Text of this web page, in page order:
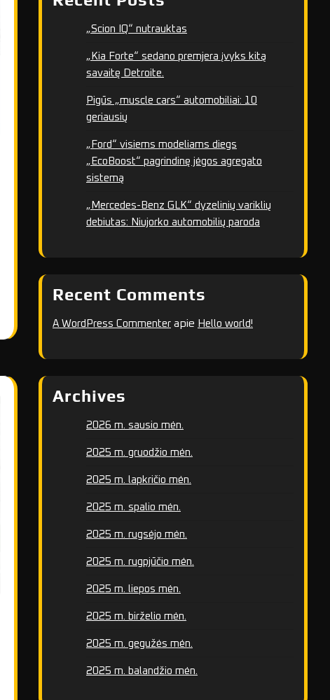
„Scion IQ“ nutrauktas
„Kia Forte“ sedano premjera įvyks kitą
savaitę Detroite.
Pigūs „muscle cars“ automobiliai: 10
geriausių
„Ford“ visiems modeliams diegs
„EcoBoost“ pagrindinę jėgos agregato
sistemą
„Mercedes-Benz GLK“ dyzelinių variklių
debiutas: Niujorko automobilių paroda
Recent Comments
A WordPress Commenter apie Hello world!
Archives
2026 m. sausio mėn.
2025 m. gruodžio mėn.
2025 m. lapkričio mėn.
2025 m. spalio mėn.
2025 m. rugsėjo mėn.
2025 m. rugpjūčio mėn.
2025 m. liepos mėn.
2025 m. birželio mėn.
2025 m. gegužės mėn.
2025 m. balandžio mėn.